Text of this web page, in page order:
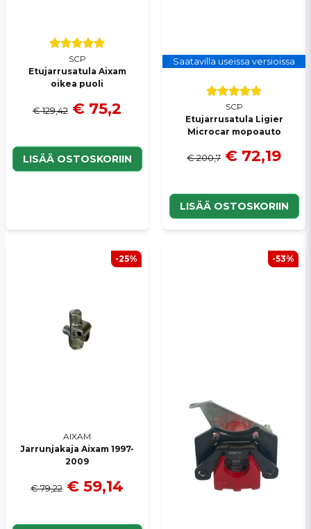
SCP
Etujarrusatula Aixam
oikea puoli
€ 129,42 € 75,2
LISÄÄ OSTOSKORIIN
Saatavilla useissa versioissa
SCP
Etujarrusatula Ligier
Microcar mopoauto
€ 200,7 € 72,19
LISÄÄ OSTOSKORIIN
AIXAM
Jarrunjakaja Aixam 1997-
2009
€ 79,22 € 59,14
-25% -53%